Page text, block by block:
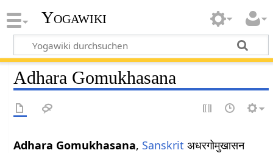
Yogawiki
Adhara Gomukhasana
Adhara Gomukhasana, Sanskrit अधरगोमुखासन